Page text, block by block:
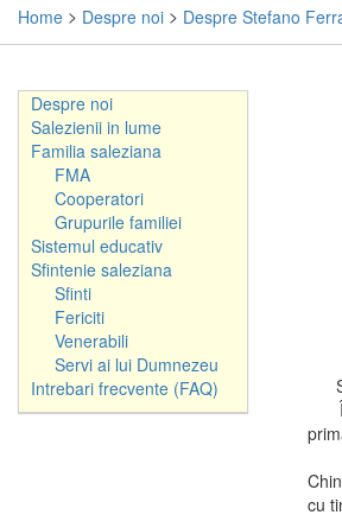
Home > Despre noi > Despre Stefano
Despre noi
Salezienii in lume
Familia saleziana
FMA
Cooperatori
Grupurile familiei
Sistemul educativ
Sfintenie saleziana
Sfinti
Fericiti
Venerabili
Servi ai lui Dumnezeu
Intrebari frecvente (FAQ)
S-
În
cu